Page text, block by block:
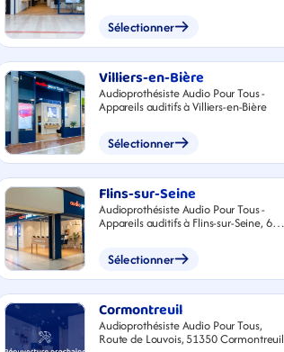
Sélectionner
Villiers-en-Bière
Audioprothésiste Audio Pour Tous -
Appareils auditifs à Villiers-en-Bière
Sélectionner
Flins-sur-Seine
Audioprothésiste Audio Pour Tous -
Appareils auditifs à Flins-sur-Seine, 67
Sélectionner
Cormontreuil
Audioprothésiste Audio Pour Tous,
Route de Louvois, 51350 Cormontreuil